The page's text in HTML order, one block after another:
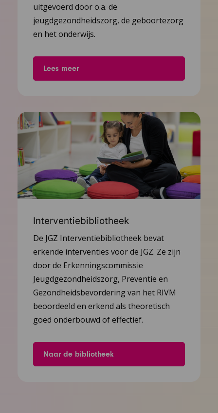
uitgevoerd door o.a. de
jeugdgezondheidszorg, de geboortezorg
en het onderwijs.
Lees meer
Interventiebibliotheek
De JGZ Interventiebibliotheek bevat
erkende interventies voor de JGZ. Ze zijn
door de Erkenningscommissie
Jeugdgezondheidszorg, Preventie en
Gezondheidsbevordering van het RIVM
beoordeeld en erkend als theoretisch
goed onderbouwd of effectief.
Naar de bibliotheek